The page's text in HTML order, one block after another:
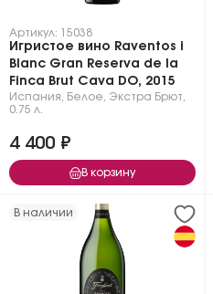
Артикул: 15038
Игристое вино Raventos i
Blanc Gran Reserva de la
Finca Brut Cava DO, 2015
Испания Белое Экстра Брют
0.75 л.
4 400 ₽
В корзину
В наличии